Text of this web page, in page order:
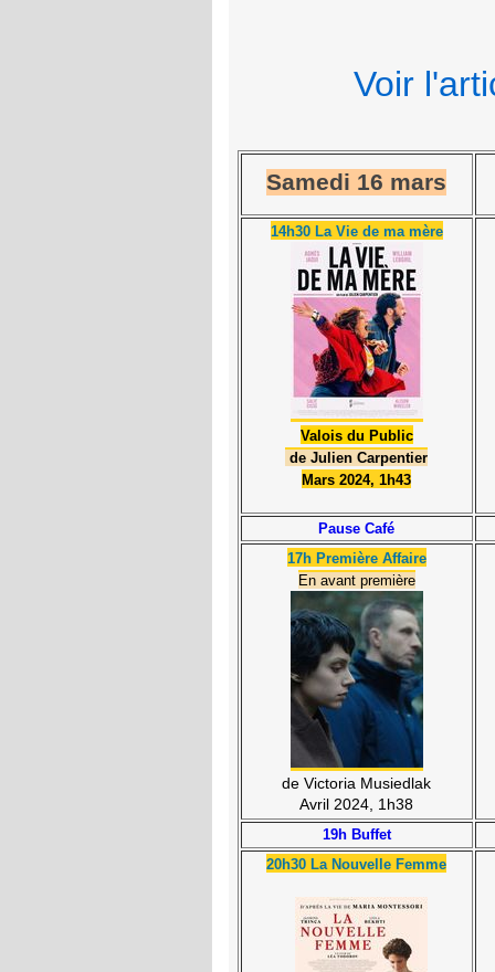
Voir
Samedi 16 mars
14h30 La Vie de ma mère
Valois du Public
de Julien Carpentier
Mars 2024, 1h43
Pause Café
17h Première Affaire
En avant première
de Victoria Musiedlak
Avril 2024, 1h38
19h Buffet
20h30 La Nouvelle Femme